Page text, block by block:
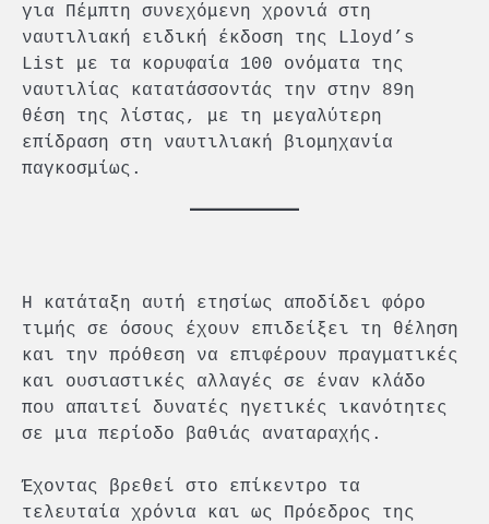
για Πέμπτη συνεχόμενη χρονιά στη
ναυτιλιακή ειδική έκδοση της Lloyd’s
List με τα κορυφαία 100 ονόματα της
ναυτιλίας κατατάσσοντάς την στην 89η
θέση της λίστας, με τη μεγαλύτερη
επίδραση στη ναυτιλιακή βιομηχανία
παγκοσμίως.
Η κατάταξη αυτή ετησίως αποδίδει φόρο
τιμής σε όσους έχουν επιδείξει τη θέληση
και την πρόθεση να επιφέρουν πραγματικές
και ουσιαστικές αλλαγές σε έναν κλάδο
που απαιτεί δυνατές ηγετικές ικανότητες
σε μια περίοδο βαθιάς αναταραχής.
Έχοντας βρεθεί στο επίκεντρο τα
τελευταία χρόνια και ως Πρόεδρος της